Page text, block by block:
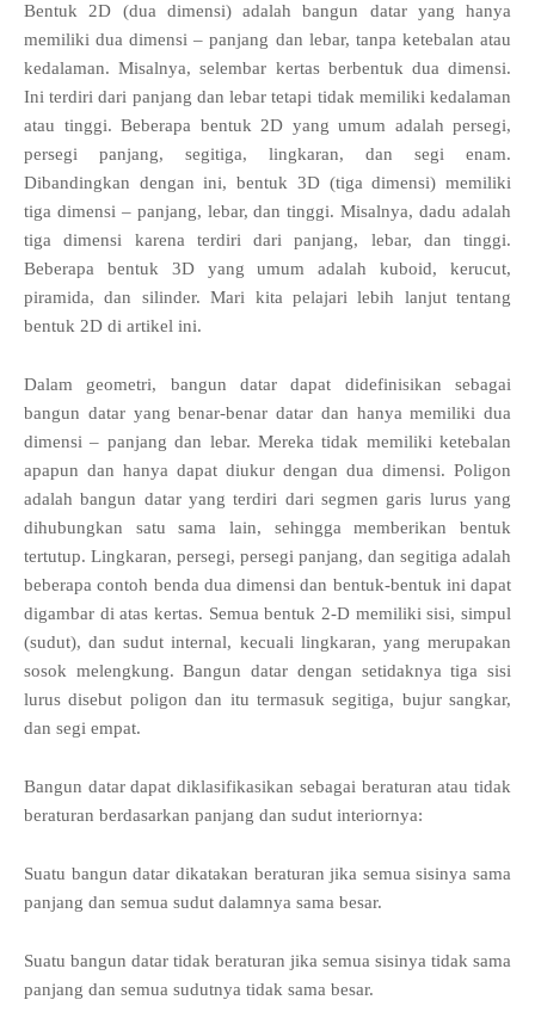
Bentuk 2D (dua dimensi) adalah bangun datar yang hanya
memiliki dua dimensi – panjang dan lebar, tanpa ketebalan atau
kedalaman. Misalnya, selembar kertas berbentuk dua dimensi.
Ini terdiri dari panjang dan lebar tetapi tidak memiliki kedalaman
atau tinggi. Beberapa bentuk 2D yang umum adalah persegi,
persegi panjang, segitiga, lingkaran, dan segi enam.
Dibandingkan dengan ini, bentuk 3D (tiga dimensi) memiliki
tiga dimensi – panjang, lebar, dan tinggi. Misalnya, dadu adalah
tiga dimensi karena terdiri dari panjang, lebar, dan tinggi.
Beberapa bentuk 3D yang umum adalah kuboid, kerucut,
piramida, dan silinder. Mari kita pelajari lebih lanjut tentang
bentuk 2D di artikel ini.
Dalam geometri, bangun datar dapat didefinisikan sebagai
bangun datar yang benar-benar datar dan hanya memiliki dua
dimensi – panjang dan lebar. Mereka tidak memiliki ketebalan
apapun dan hanya dapat diukur dengan dua dimensi. Poligon
adalah bangun datar yang terdiri dari segmen garis lurus yang
dihubungkan satu sama lain, sehingga memberikan bentuk
tertutup. Lingkaran, persegi, persegi panjang, dan segitiga adalah
beberapa contoh benda dua dimensi dan bentuk-bentuk ini dapat
digambar di atas kertas. Semua bentuk 2-D memiliki sisi, simpul
(sudut), dan sudut internal, kecuali lingkaran, yang merupakan
sosok melengkung. Bangun datar dengan setidaknya tiga sisi
lurus disebut poligon dan itu termasuk segitiga, bujur sangkar,
dan segi empat.
Bangun datar dapat diklasifikasikan sebagai beraturan atau tidak
beraturan berdasarkan panjang dan sudut interiornya:
Suatu bangun datar dikatakan beraturan jika semua sisinya sama
panjang dan semua sudut dalamnya sama besar.
Suatu bangun datar tidak beraturan jika semua sisinya tidak sama
panjang dan semua sudutnya tidak sama besar.